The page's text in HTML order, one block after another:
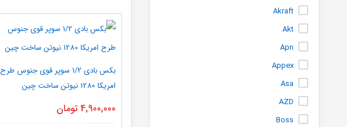
بکس بادی 1/2 سوپر قوی جنوس طرح
امریکا 1280 نیوتن ساخت چین
4,900,000 تومان
Akraft
Akt
Apn
Appex
Asa
AZD
Boss